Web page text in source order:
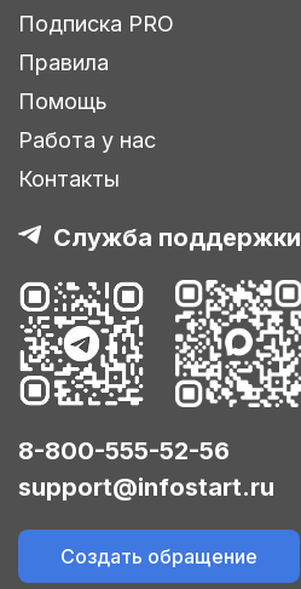
Подписка PRO
Правила
Помощь
Работа у нас
Контакты
Служба поддержки
8-800-555-52-56
support@infostart.ru
Создать обращение